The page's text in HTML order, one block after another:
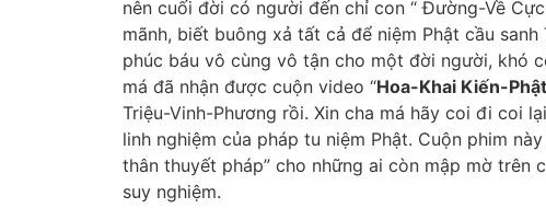
nên cuối đời có người đến chỉ con “ Đường-Về
mãnh, biết buông xả tất cả để niệm Phật cầu
phúc báu vô cùng vô tận cho một đời người, khó
má đã nhận được cuộn video “Hoa-Khai Kiến-Phật
Triệu-Vinh-Phương rồi. Xin cha má hãy coi đi coi
linh nghiệm của pháp tu niệm Phật. Cuộn phim
thân thuyết pháp” cho những ai còn mập mờ trên
suy nghiệm.